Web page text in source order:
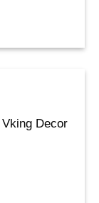
Decor